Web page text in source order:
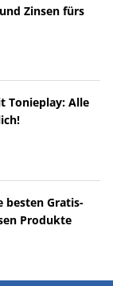
Zinsen fürs
Tonieplay: Alle
besten Gratis-
Produkte